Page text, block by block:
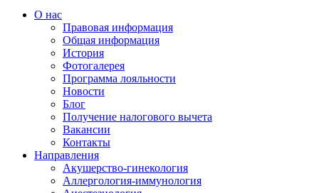
О нас
Правовая информация
Общая информация
История
Фотогалерея
Программа лояльности
Новости
Блог
Получение налогового вычета
Вакансии
Контакты
Направления
Акушерство-гинекология
Аллергология-иммунология